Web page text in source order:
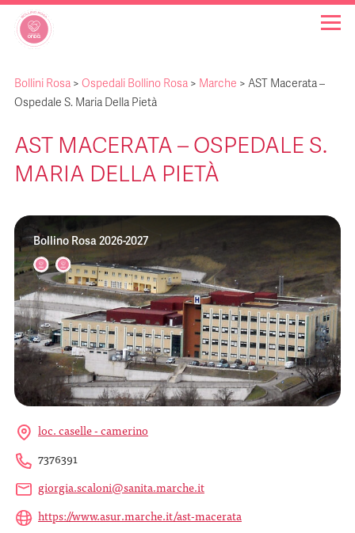
OSPEDALI BOLLINO ROSA
INIZIATIVE
FAQ
CHI SIAMO
Bollini Rosa > Ospedali Bollino Rosa > Marche > AST Macerata –
Ospedale S. Maria Della Pietà
AST MACERATA – OSPEDALE S.
MARIA DELLA PIETÀ
Bollino Rosa 2026-2027
loc. caselle - camerino
7376391
giorgia.scaloni@sanita.marche.it
https://www.asur.marche.it/ast-macerata